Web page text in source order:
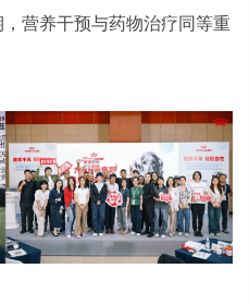
营养干预与药物治疗同等重